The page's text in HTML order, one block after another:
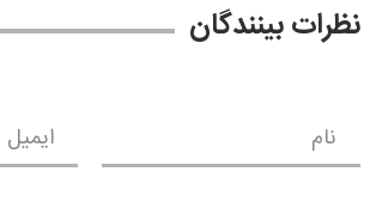
نظرات بینندگان
نام ایمیل